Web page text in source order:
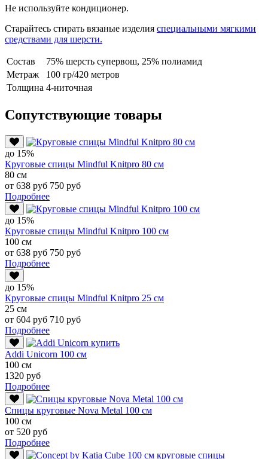
Не используйте кондиционер.
Старайтесь стирать вязаные изделия специальными мягкими
средствами для шерсти.
Состав
75% шерсть супервош, 25% полиамид
Метраж
100 гр/420 метров
Толщина 4-ниточная
Сопутствующие товары
до 15%
Круговые спицы Mindful Knitpro 80 см
80 см
от 638 руб 750 руб
Подробнее
до 15%
Круговые спицы Mindful Knitpro 100 см
100 см
от 638 руб 750 руб
Подробнее
до 15%
Круговые спицы Mindful Knitpro 25 см
25 см
от 604 руб 710 руб
Подробнее
Addi Unicorn 100 см
100 см
1320 руб
Подробнее
Спицы круговые Nova Metal 100 см
100 см
от 520 руб
Подробнее